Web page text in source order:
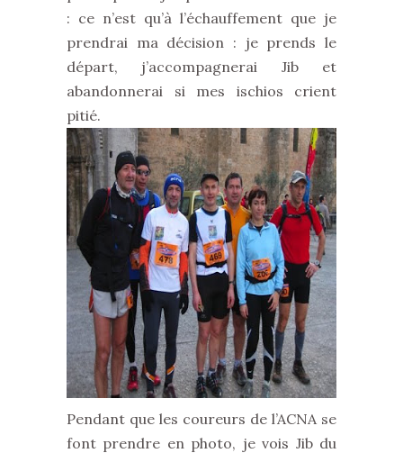
: ce n’est qu’à l’échauffement que je
prendrai ma décision : je prends le
départ, j’accompagnerai Jib et
abandonnerai si mes ischios crient
pitié.
Pendant que les coureurs de l’ACNA se
font prendre en photo, je vois Jib du